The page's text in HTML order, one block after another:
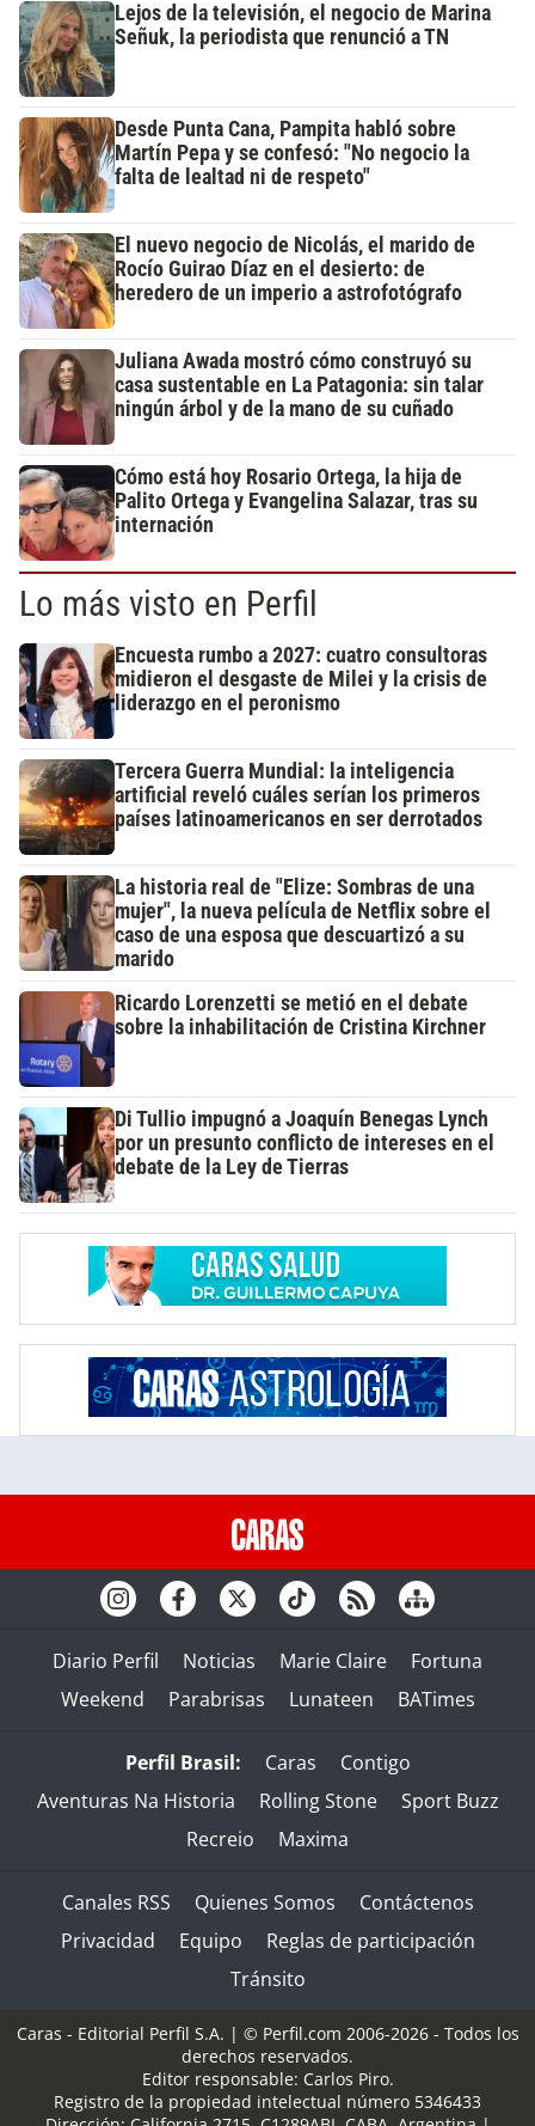
Lejos de la televisión, el negocio de Marina
Señuk, la periodista que renunció a TN
Desde Punta Cana, Pampita habló sobre
Martín Pepa y se confesó: "No negocio la
falta de lealtad ni de respeto"
El nuevo negocio de Nicolás, el marido de
Rocío Guirao Díaz en el desierto: de
heredero de un imperio a astrofotógrafo
Juliana Awada mostró cómo construyó su
casa sustentable en La Patagonia: sin talar
ningún árbol y de la mano de su cuñado
Cómo está hoy Rosario Ortega, la hija de
Palito Ortega y Evangelina Salazar, tras su
internación
Lo más visto en Perfil
Encuesta rumbo a 2027: cuatro consultoras
midieron el desgaste de Milei y la crisis de
liderazgo en el peronismo
Tercera Guerra Mundial: la inteligencia
artificial reveló cuáles serían los primeros
países latinoamericanos en ser derrotados
La historia real de "Elize: Sombras de una
mujer", la nueva película de Netflix sobre el
caso de una esposa que descuartizó a su
marido
Ricardo Lorenzetti se metió en el debate
sobre la inhabilitación de Cristina Kirchner
Di Tullio impugnó a Joaquín Benegas Lynch
por un presunto conflicto de intereses en el
debate de la Ley de Tierras
Diario Perfil Noticias Marie Claire
Fortuna
Weekend
Parabrisas Lunateen BATimes
Perfil Brasil: Caras
Contigo
Aventuras Na Historia
Rolling Stone
Sport Buzz
Recreio
Maxima
Canales RSS Quienes Somos
Contáctenos
Privacidad
Equipo
Reglas de participación
Tránsito
Caras - Editorial Perfil S.A. | © Perfil.com 2006-2026 - Todos los
derechos reservados.
Editor responsable: Carlos Piro.
Registro de la propiedad intelectual número 5346433